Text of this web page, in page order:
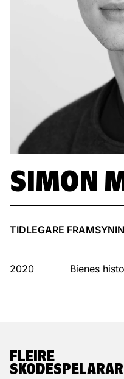
SIMON
TIDLEGARE
2020 Bienes
FLEIRE
SKODESPELARAR